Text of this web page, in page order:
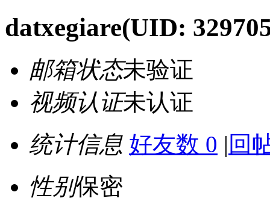
datxegiare(UID:
邮箱状态未验证
视频认证未认证
统计信息 好友数 0 | 回
性别保密